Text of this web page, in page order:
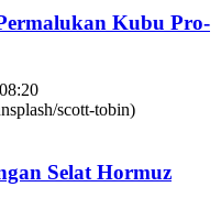
Kubu Pro-
Selat Hormuz